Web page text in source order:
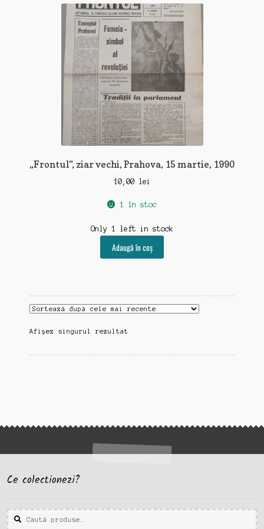
„Frontul”, ziar vechi, Prahova, 15 martie, 1990
10,00 lei
1 în stoc
Only 1 left in stock
Adaugă în coș
Afișez singurul rezultat
Ce colectionezi?
Caută
după:
Caută